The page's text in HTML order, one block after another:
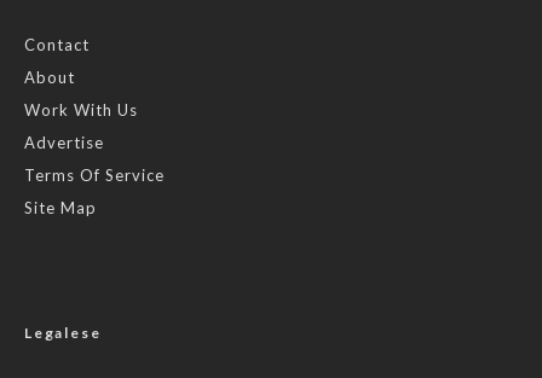
Contact
About
Work With Us
Advertise
Terms Of Service
Site Map
Legalese